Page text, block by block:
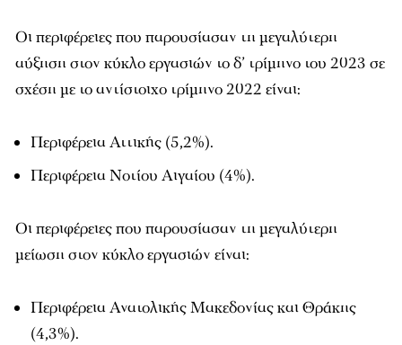
Οι περιφέρειες που παρουσίασαν τη μεγαλύτερη
αύξηση στον κύκλο εργασιών το δ’ τρίμηνο του 2023 σε
σχέση με το αντίστοιχο τρίμηνο 2022 είναι:
Περιφέρεια Αττικής (5,2%).
Περιφέρεια Νοτίου Αιγαίου (4%).
Οι περιφέρειες που παρουσίασαν τη μεγαλύτερη
μείωση στον κύκλο εργασιών είναι:
Περιφέρεια Ανατολικής Μακεδονίας και Θράκης
(4,3%).